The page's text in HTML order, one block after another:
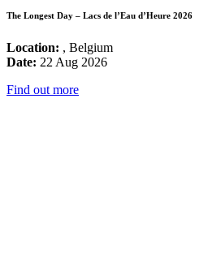
The Longest Day – Lacs de l’Eau d’Heure 2026
Location: , Belgium
Date: 22 Aug 2026
Find out more